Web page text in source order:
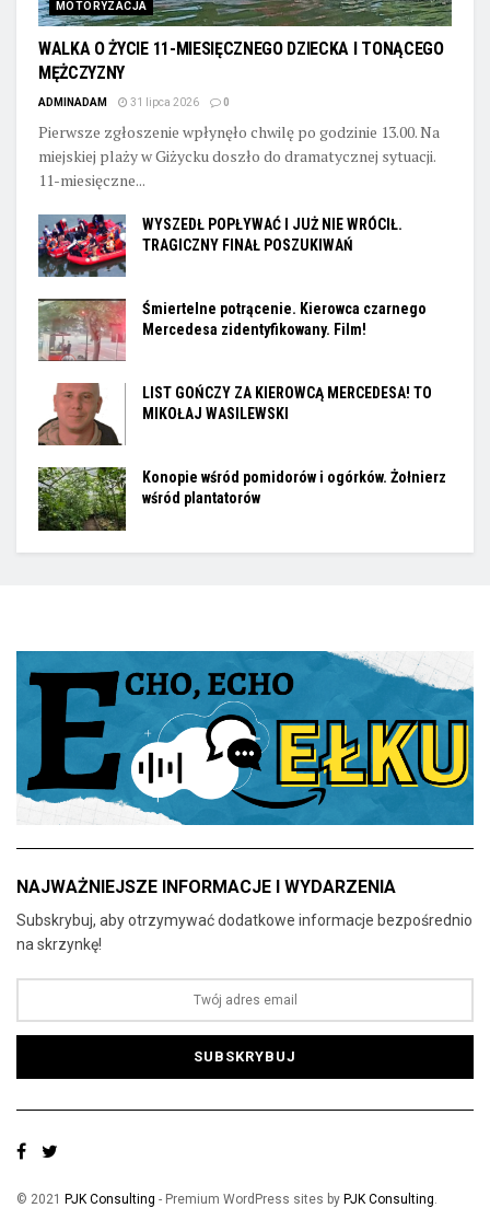
MOTORYZACJA
WALKA O ŻYCIE 11-MIESIĘCZNEGO DZIECKA I TONĄCEGO
MĘŻCZYZNY
ADMINADAM 31 lipca 2026 0
Pierwsze zgłoszenie wpłynęło chwilę po godzinie 13.00. Na
miejskiej plaży w Giżycku doszło do dramatycznej sytuacji.
11-miesięczne...
WYSZEDŁ POPŁYWAĆ I JUŻ NIE WRÓCIŁ.
TRAGICZNY FINAŁ POSZUKIWAŃ
Śmiertelne potrącenie. Kierowca czarnego
Mercedesa zidentyfikowany. Film!
LIST GOŃCZY ZA KIEROWCĄ MERCEDESA! TO
MIKOŁAJ WASILEWSKI
Konopie wśród pomidorów i ogórków. Żołnierz
wśród plantatorów
NAJWAŻNIEJSZE INFORMACJE I WYDARZENIA
Subskrybuj, aby otrzymywać dodatkowe informacje bezpośrednio
na skrzynkę!
© 2021 PJK Consulting - Premium WordPress sites by PJK Consulting